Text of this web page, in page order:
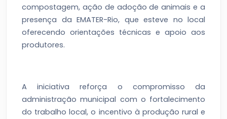
compostagem, ação de adoção de animais e a
presença da EMATER-Rio, que esteve no local
oferecendo orientações técnicas e apoio aos
produtores.
A iniciativa reforça o compromisso da
administração municipal com o fortalecimento
do trabalho local, o incentivo à produção rural e